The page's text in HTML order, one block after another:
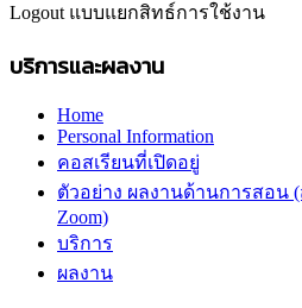
Logout แบบแยกสิทธ์การใช้งาน
บริการและผลงาน
Home
Personal Information
คอสเรียนที่เปิดอยู่
ตัวอย่าง ผลงานด้านการสอน (
Zoom)
บริการ
ผลงาน